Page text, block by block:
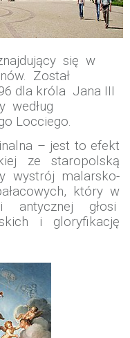
się w
Został
dla króla Jana III
według
Locciego.
– jest to efekt
ze staropolską
wystrój malarsko-
który w
antycznej głosi
i gloryfikację